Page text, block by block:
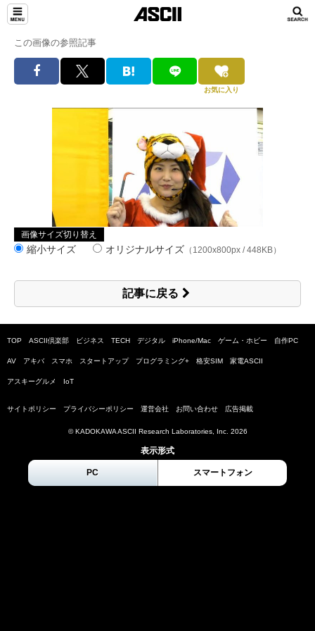
この画像の参照記事
お気に入り
画像サイズ切り替え
縮小サイズ オリジナルサイズ （1200x800px / 448KB）
記事に戻る
TOP ASCII倶楽部 ビジネス TECH デジタル iPhone/Mac ゲーム・ホビー 自作PC
AV アキバ スマホ スタートアップ プログラミング+ 格安SIM 家電ASCII
アスキーグルメ IoT
サイトポリシー プライバシーポリシー 運営会社 お問い合わせ 広告掲載
© KADOKAWA ASCII Research Laboratories, Inc. 2026
表示形式
PC スマートフォン